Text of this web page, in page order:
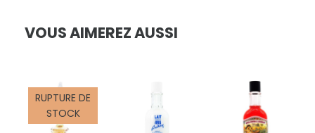
VOUS AIMEREZ AUSSI
RUPTURE DE
STOCK